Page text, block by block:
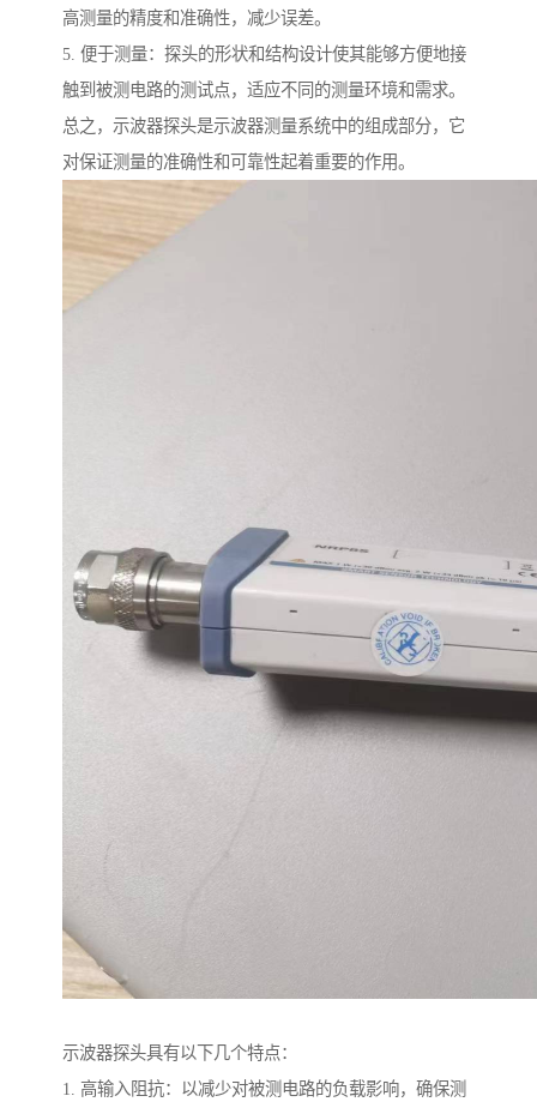
高测量的精度和准确性，减少误差。
5. 便于测量：探头的形状和结构设计使其能够方便地接
触到被测电路的测试点，适应不同的测量环境和需求。
总之，示波器探头是示波器测量系统中的组成部分，它
对保证测量的准确性和可靠性起着重要的作用。
示波器探头具有以下几个特点：
1. 高输入阻抗：以减少对被测电路的负载影响，确保测